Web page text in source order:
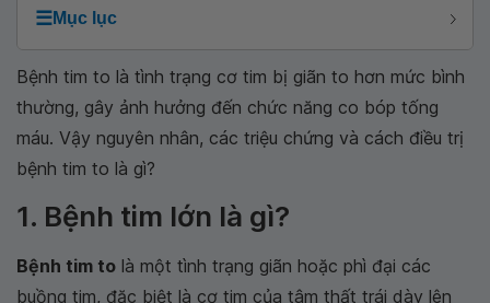
☰Mục lục
Bệnh tim to là tình trạng cơ tim bị giãn to hơn mức bình
thường, gây ảnh hưởng đến chức năng co bóp tống
máu. Vậy nguyên nhân, các triệu chứng và cách điều trị
bệnh tim to là gì?
1. Bệnh tim lớn là gì?
Bệnh tim to là một tình trạng giãn hoặc phì đại các
buồng tim, đặc biệt là cơ tim của tâm thất trái dày lên